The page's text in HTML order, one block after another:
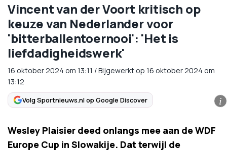
Vincent van der Voort kritisch op
keuze van Nederlander voor
'bitterballentoernooi': 'Het is
liefdadigheidswerk'
16 oktober 2024 om 13:11 /Bijgewerkt op 16 oktober 2024 om
13:12
Volg Sportnieuws.nl op Google Discover i
Wesley Plaisier deed onlangs mee aan de WDF
Europe Cup in Slowakije. Dat terwijl de